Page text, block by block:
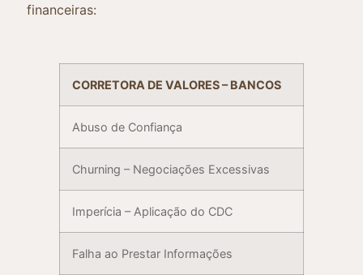
financeiras:
CORRETORA DE VALORES – BANCOS
Abuso de Confiança
Churning – Negociações Excessivas
Imperícia – Aplicação do CDC
Falha ao Prestar Informações